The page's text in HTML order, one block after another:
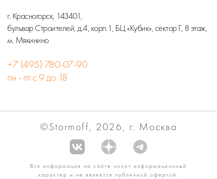
г. Красногорск, 143401,
бульвар Строителей, д.4, корп.1, БЦ «Кубик», сектор Г, 8 этаж,
м. Мякинино
+7 (495) 780-07-90
пн - пт с 9 до 18
©Stormoff, 2026, г. Москва
Вся информация на сайте носит информационный
характер и не является публичной офертой.